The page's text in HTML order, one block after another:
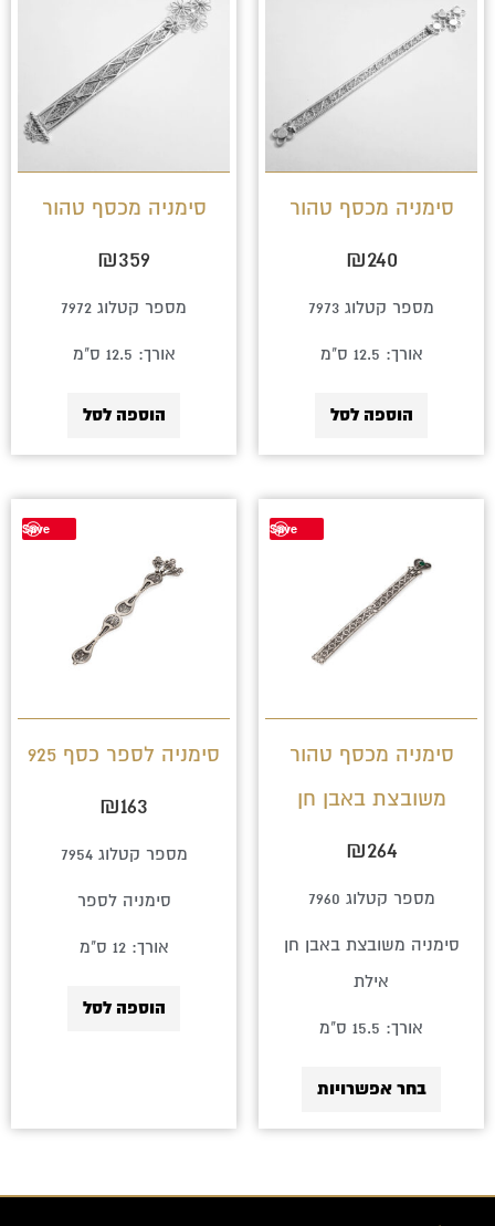
סימניה מכסף טהור
₪240
מספר קטלוג 7973
אורך: 12.5 ס"מ
הוספה לסל
סימניה מכסף טהור
₪359
מספר קטלוג 7972
אורך: 12.5 ס"מ
הוספה לסל
Save
סימניה מכסף טהור
משובצת באבן חן
₪264
מספר קטלוג 7960
סימניה משובצת באבן חן
אילת
אורך: 15.5 ס"מ
בחר אפשרויות
למוצר
סוגים.
האפשרויות
Save
סימניה לספר כסף 925
₪163
מספר קטלוג 7954
סימניה לספר
אורך: 12 ס"מ
הוספה לסל